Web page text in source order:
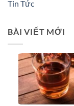
Tin Tức
BÀI VIẾT MỚI